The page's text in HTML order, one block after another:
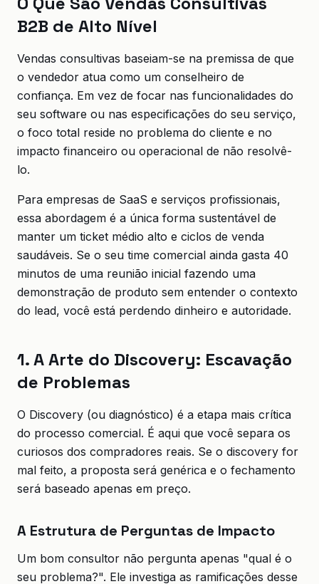
B2B de Alto Nível
Vendas consultivas baseiam-se na premissa de que
o vendedor atua como um conselheiro de
confiança. Em vez de focar nas funcionalidades do
seu software ou nas especificações do seu serviço,
o foco total reside no problema do cliente e no
impacto financeiro ou operacional de não resolvê-
lo.
Para empresas de SaaS e serviços profissionais,
essa abordagem é a única forma sustentável de
manter um ticket médio alto e ciclos de venda
saudáveis. Se o seu time comercial ainda gasta 40
minutos de uma reunião inicial fazendo uma
demonstração de produto sem entender o contexto
do lead, você está perdendo dinheiro e autoridade.
1. A Arte do Discovery: Escavação
de Problemas
O Discovery (ou diagnóstico) é a etapa mais crítica
do processo comercial. É aqui que você separa os
curiosos dos compradores reais. Se o discovery for
mal feito, a proposta será genérica e o fechamento
será baseado apenas em preço.
A Estrutura de Perguntas de Impacto
Um bom consultor não pergunta apenas "qual é o
seu problema?". Ele investiga as ramificações desse